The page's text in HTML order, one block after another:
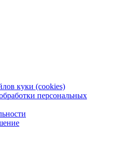
куки (cookies)
персональных